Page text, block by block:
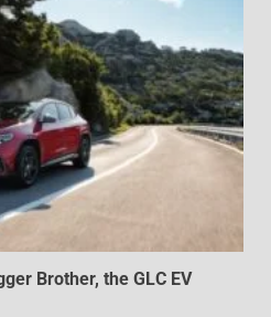
Brother, the GLC EV